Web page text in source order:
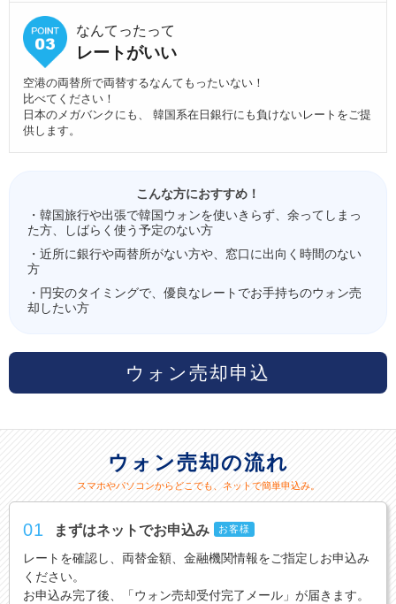
なんてったって
レートがいい
空港の両替所で両替するなんてもったいない！
比べてください！
日本のメガバンクにも、 韓国系在日銀行にも負けないレートをご提
供します。
こんな方におすすめ！
・韓国旅行や出張で韓国ウォンを使いきらず、余ってしまっ
た方、しばらく使う予定のない方
・近所に銀行や両替所がない方や、窓口に出向く時間のない
方
・円安のタイミングで、優良なレートでお手持ちのウォン売
却したい方
ウォン売却申込
ウォン売却の流れ
スマホやパソコンからどこでも、ネットで簡単申込み。
01 まずはネットでお申込み お客様
レートを確認し、両替金額、金融機関情報をご指定しお申込み
ください。
お申込み完了後、「ウォン売却受付完了メール」が届きます。